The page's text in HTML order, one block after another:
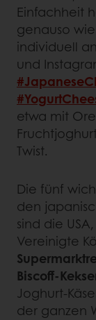
Einfachheit
genauso
individuell
und
etwa mit
Twist.
Die fünf
den
sind die
Vereinigte
Biscoff-
Joghurt-
der ganzen